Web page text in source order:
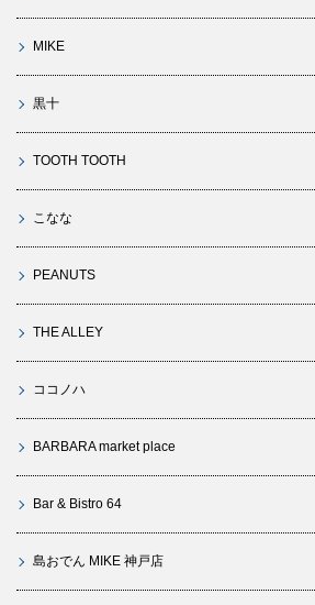
MIKE
黒十
TOOTH TOOTH
こなな
PEANUTS
THE ALLEY
ココノハ
BARBARA market place
Bar & Bistro 64
島おでん MIKE 神戸店